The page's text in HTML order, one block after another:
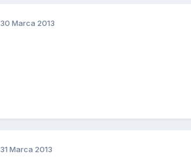
30 Marca 2013
31 Marca 2013